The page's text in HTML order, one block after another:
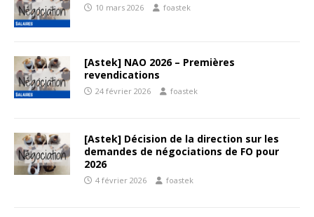
10 mars 2026 foastek
[Astek] NAO 2026 – Premières
revendications
24 février 2026 foastek
[Astek] Décision de la direction sur les
demandes de négociations de FO pour
2026
4 février 2026 foastek